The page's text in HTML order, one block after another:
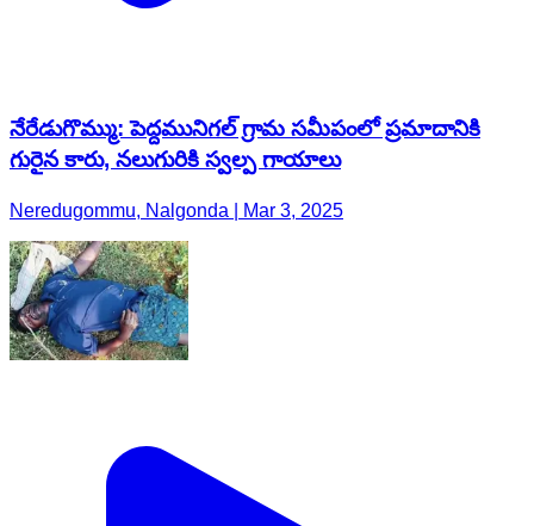
నేరేడుగొమ్ము: పెద్దమునిగల్ గ్రామ సమీపంలో ప్రమాదానికి
గురైన కారు, నలుగురికి స్వల్ప గాయాలు
Neredugommu, Nalgonda | Mar 3, 2025